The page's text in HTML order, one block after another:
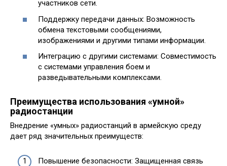
участников сети.
Поддержку передачи данных: Возможность
обмена текстовыми сообщениями,
изображениями и другими типами информации.
Интеграцию с другими системами: Совместимость
с системами управления боем и
разведывательными комплексами.
Преимущества использования «умной»
радиостанции
Внедрение «умных» радиостанций в армейскую среду
дает ряд значительных преимуществ:
Повышение безопасности: Защищенная связь